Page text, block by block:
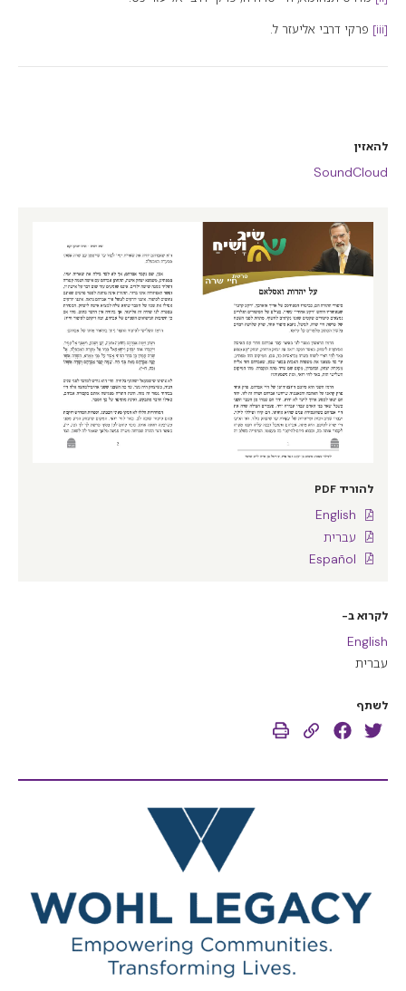
להאזין
SoundCloud
להוריד PDF
English
עברית
Español
לקרוא ב-
English
עברית
לשתף
[iii]
פרקי דרבי אליעזר ל.